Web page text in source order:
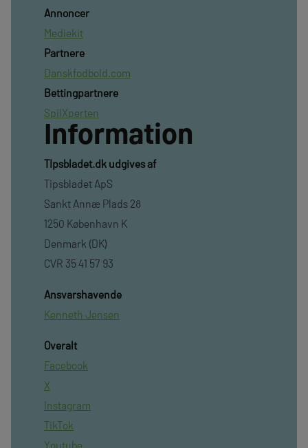
Annoncer
Mediekit
Partnere
Danskfodbold.com
Bettingpartnere
SpilXperten
Information
TIpsbladet.dk udgives af
Tipsbladet ApS
Sankt Annæ Plads 28
1250 København K
Denmark (DK)
CVR 35 41 57 93
Ansvarshavende
Kenneth Jensen
Overalt
Facebook
X
Instagram
TikTok
Youtube